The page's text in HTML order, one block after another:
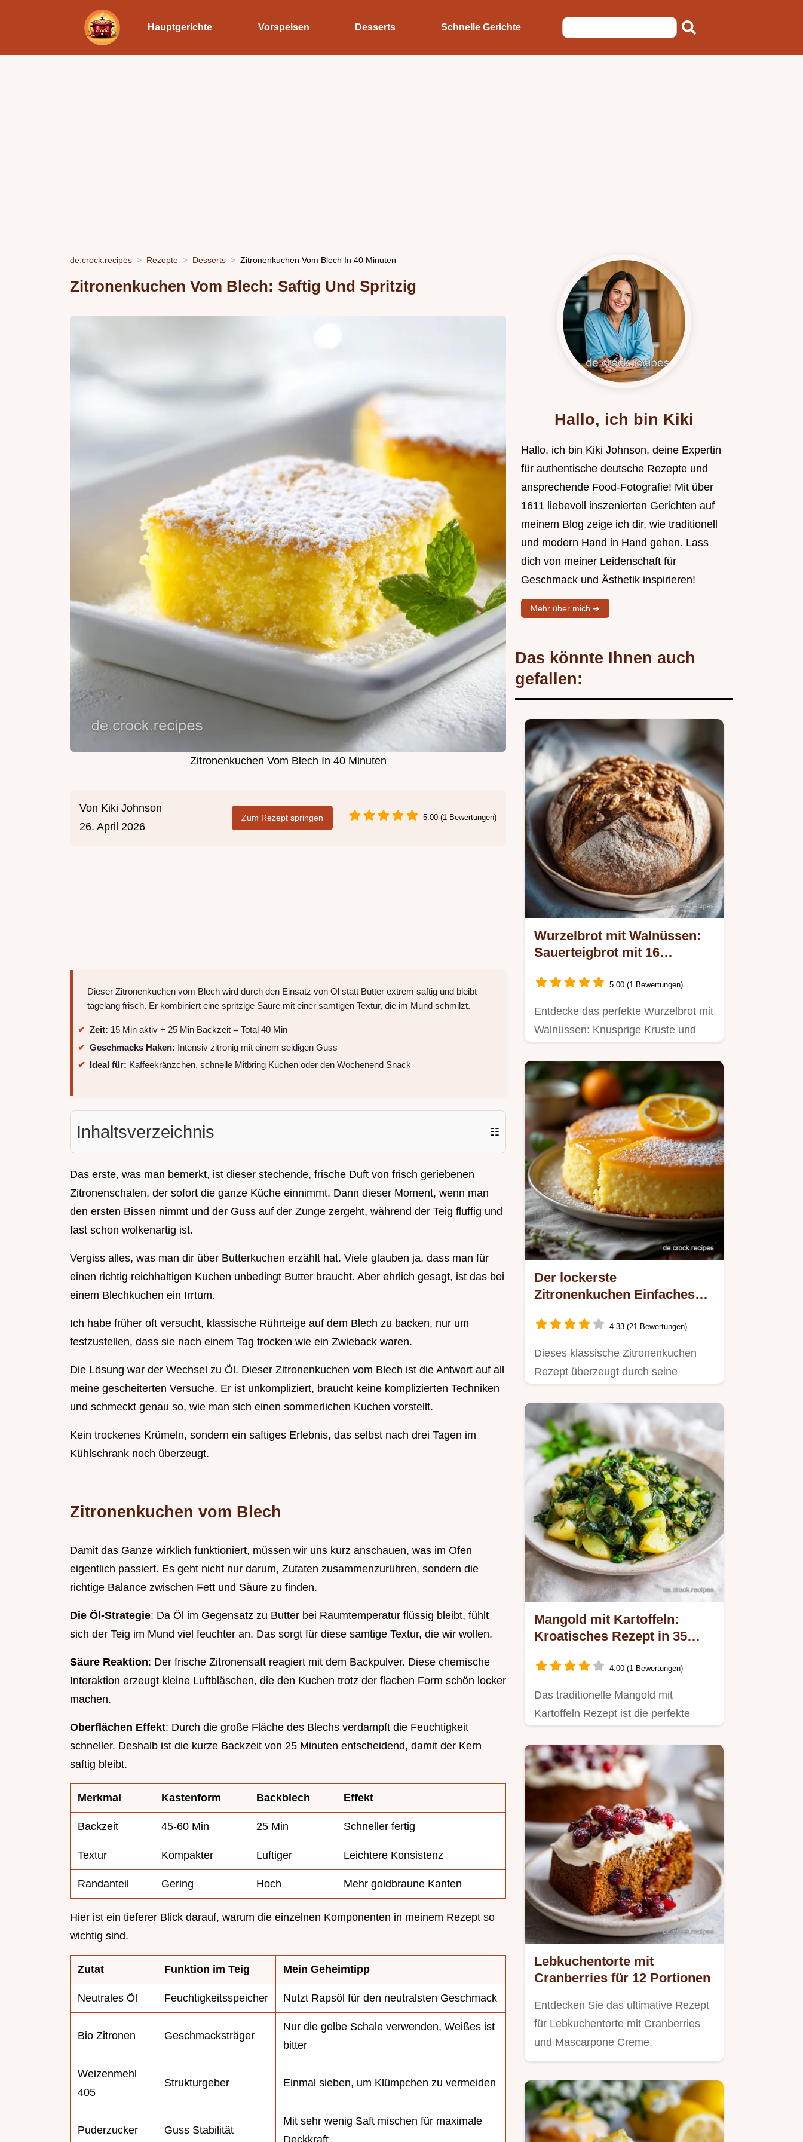
Hauptgerichte Vorspeisen Desserts Schnelle Gerichte
de.crock.recipes Rezepte Desserts Zitronenkuchen Vom Blech In 40 Minuten
Zitronenkuchen Vom Blech: Saftig Und Spritzig
Zitronenkuchen Vom Blech In 40 Minuten
Von Kiki Johnson
26. April 2026
Zum Rezept springen 5.00 (1 Bewertungen)
Dieser Zitronenkuchen vom Blech wird durch den Einsatz von Öl statt Butter extrem saftig und bleibt
tagelang frisch. Er kombiniert eine spritzige Säure mit einer samtigen Textur, die im Mund schmilzt.
Zeit: 15 Min aktiv + 25 Min Backzeit = Total 40 Min
Geschmacks Haken: Intensiv zitronig mit einem seidigen Guss
Ideal für: Kaffeekränzchen, schnelle Mitbring Kuchen oder den Wochenend Snack
Inhaltsverzeichnis ☷
Das erste, was man bemerkt, ist dieser stechende, frische Duft von frisch geriebenen
Zitronenschalen, der sofort die ganze Küche einnimmt. Dann dieser Moment, wenn man
den ersten Bissen nimmt und der Guss auf der Zunge zergeht, während der Teig fluffig und
fast schon wolkenartig ist.
Vergiss alles, was man dir über Butterkuchen erzählt hat. Viele glauben ja, dass man für
einen richtig reichhaltigen Kuchen unbedingt Butter braucht. Aber ehrlich gesagt, ist das bei
einem Blechkuchen ein Irrtum.
Ich habe früher oft versucht, klassische Rührteige auf dem Blech zu backen, nur um
festzustellen, dass sie nach einem Tag trocken wie ein Zwieback waren.
Die Lösung war der Wechsel zu Öl. Dieser Zitronenkuchen vom Blech ist die Antwort auf all
meine gescheiterten Versuche. Er ist unkompliziert, braucht keine komplizierten Techniken
und schmeckt genau so, wie man sich einen sommerlichen Kuchen vorstellt.
Kein trockenes Krümeln, sondern ein saftiges Erlebnis, das selbst nach drei Tagen im
Kühlschrank noch überzeugt.
Zitronenkuchen vom Blech
Damit das Ganze wirklich funktioniert, müssen wir uns kurz anschauen, was im Ofen
eigentlich passiert. Es geht nicht nur darum, Zutaten zusammenzurühren, sondern die
richtige Balance zwischen Fett und Säure zu finden.
Die Öl-Strategie: Da Öl im Gegensatz zu Butter bei Raumtemperatur flüssig bleibt, fühlt
sich der Teig im Mund viel feuchter an. Das sorgt für diese samtige Textur, die wir wollen.
Säure Reaktion: Der frische Zitronensaft reagiert mit dem Backpulver. Diese chemische
Interaktion erzeugt kleine Luftbläschen, die den Kuchen trotz der flachen Form schön locker
machen.
Oberflächen Effekt: Durch die große Fläche des Blechs verdampft die Feuchtigkeit
schneller. Deshalb ist die kurze Backzeit von 25 Minuten entscheidend, damit der Kern
saftig bleibt.
Merkmal Kastenform Backblech Effekt
Backzeit 45-60 Min 25 Min Schneller fertig
Textur Kompakter Luftiger Leichtere Konsistenz
Randanteil Gering Hoch Mehr goldbraune Kanten
Hier ist ein tieferer Blick darauf, warum die einzelnen Komponenten in meinem Rezept so
wichtig sind.
Zutat Funktion im Teig Mein Geheimtipp
Neutrales Öl Feuchtigkeitsspeicher Nutzt Rapsöl für den neutralsten Geschmack
Bio Zitronen Geschmacksträger
Nur die gelbe Schale verwenden, Weißes ist
bitter
Weizenmehl
405
Strukturgeber Einmal sieben, um Klümpchen zu vermeiden
Puderzucker Guss Stabilität
Mit sehr wenig Saft mischen für maximale
Hallo, ich bin Kiki
Hallo, ich bin Kiki Johnson, deine Expertin
für authentische deutsche Rezepte und
ansprechende Food-Fotografie! Mit über
1611 liebevoll inszenierten Gerichten auf
meinem Blog zeige ich dir, wie traditionell
und modern Hand in Hand gehen. Lass
dich von meiner Leidenschaft für
Geschmack und Ästhetik inspirieren!
Mehr über mich ➜
Das könnte Ihnen auch
gefallen:
Wurzelbrot mit Walnüssen:
Sauerteigbrot mit 16
5.00 (1 Bewertungen)
Entdecke das perfekte Wurzelbrot mit
Walnüssen: Knusprige Kruste und
Der lockerste
Zitronenkuchen Einfaches
4.33 (21 Bewertungen)
Dieses klassische Zitronenkuchen
Rezept überzeugt durch seine
Mangold mit Kartoffeln:
Kroatisches Rezept in 35
4.00 (1 Bewertungen)
Das traditionelle Mangold mit
Kartoffeln Rezept ist die perfekte
Lebkuchentorte mit
Cranberries für 12 Portionen
Entdecken Sie das ultimative Rezept
für Lebkuchentorte mit Cranberries
und Mascarpone Creme.